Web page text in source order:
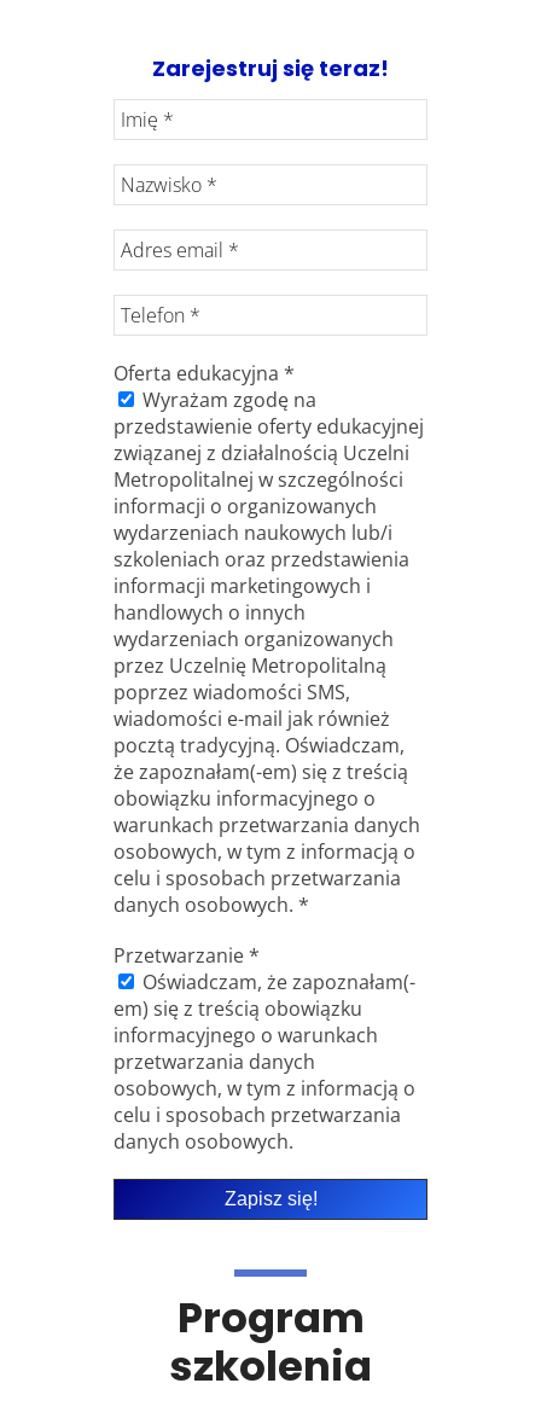
Zarejestruj się teraz!
Oferta edukacyjna *
Wyrażam zgodę na
przedstawienie oferty edukacyjnej
związanej z działalnością Uczelni
Metropolitalnej w szczególności
informacji o organizowanych
wydarzeniach naukowych lub/i
szkoleniach oraz przedstawienia
informacji marketingowych i
handlowych o innych
wydarzeniach organizowanych
przez Uczelnię Metropolitalną
poprzez wiadomości SMS,
wiadomości e-mail jak również
pocztą tradycyjną. Oświadczam,
że zapoznałam(-em) się z treścią
obowiązku informacyjnego o
warunkach przetwarzania danych
osobowych, w tym z informacją o
celu i sposobach przetwarzania
danych osobowych. *
Przetwarzanie*
Oświadczam, że zapoznałam(-
em) się z treścią obowiązku
informacyjnego o warunkach
przetwarzania danych
osobowych, w tym z informacją o
celu i sposobach przetwarzania
danych osobowych.
Program
szkolenia